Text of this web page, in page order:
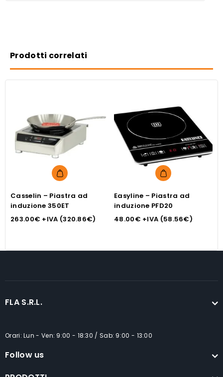
Prodotti correlati
Casselin – Piastra ad
induzione 350ET
263.00€ +IVA (320.86€)
Easyline – Piastra ad
induzione PFD20
48.00€ +IVA (58.56€)
FLA S.R.L.
Orari: Lun - Ven: 9:00 - 18:30 / Sab: 9:00 - 13:00
Follow us